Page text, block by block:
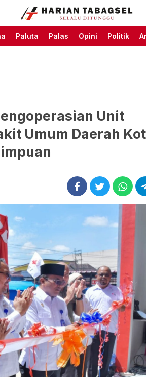
Harian Tabagsel
Harian Tabagsel Official
Website
Paluta Palas Opini Politik
Unit
Umum Daerah